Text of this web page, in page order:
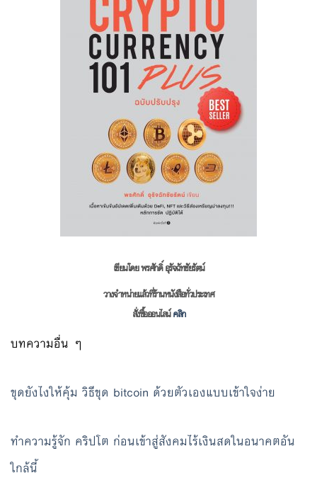
เขียนโดย พรศักดิ์ อุรัจฉัทชัยรัตน์
วางจำหน่ายแล้วที่ร้านหนังสือทั่วประเทศ
สั่งซื้อออนไลน์คลิก
บทความอื่น ๆ
ขุดยังไงให้คุ้ม วิธีขุด bitcoin ด้วยตัวเองแบบเข้าใจง่าย
ทำความรู้จัก คริปโต ก่อนเข้าสู่สังคมไร้เงินสดในอนาคตอัน
ใกล้นี้